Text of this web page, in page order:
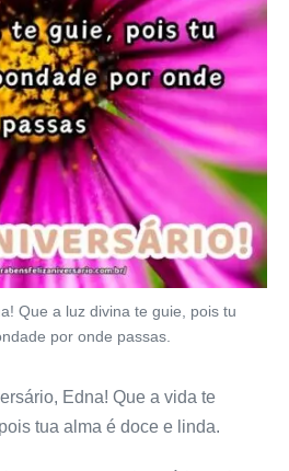
Que a luz divina te guie, pois tu
por onde passas.
Edna! Que a vida te
tua alma é doce e linda.